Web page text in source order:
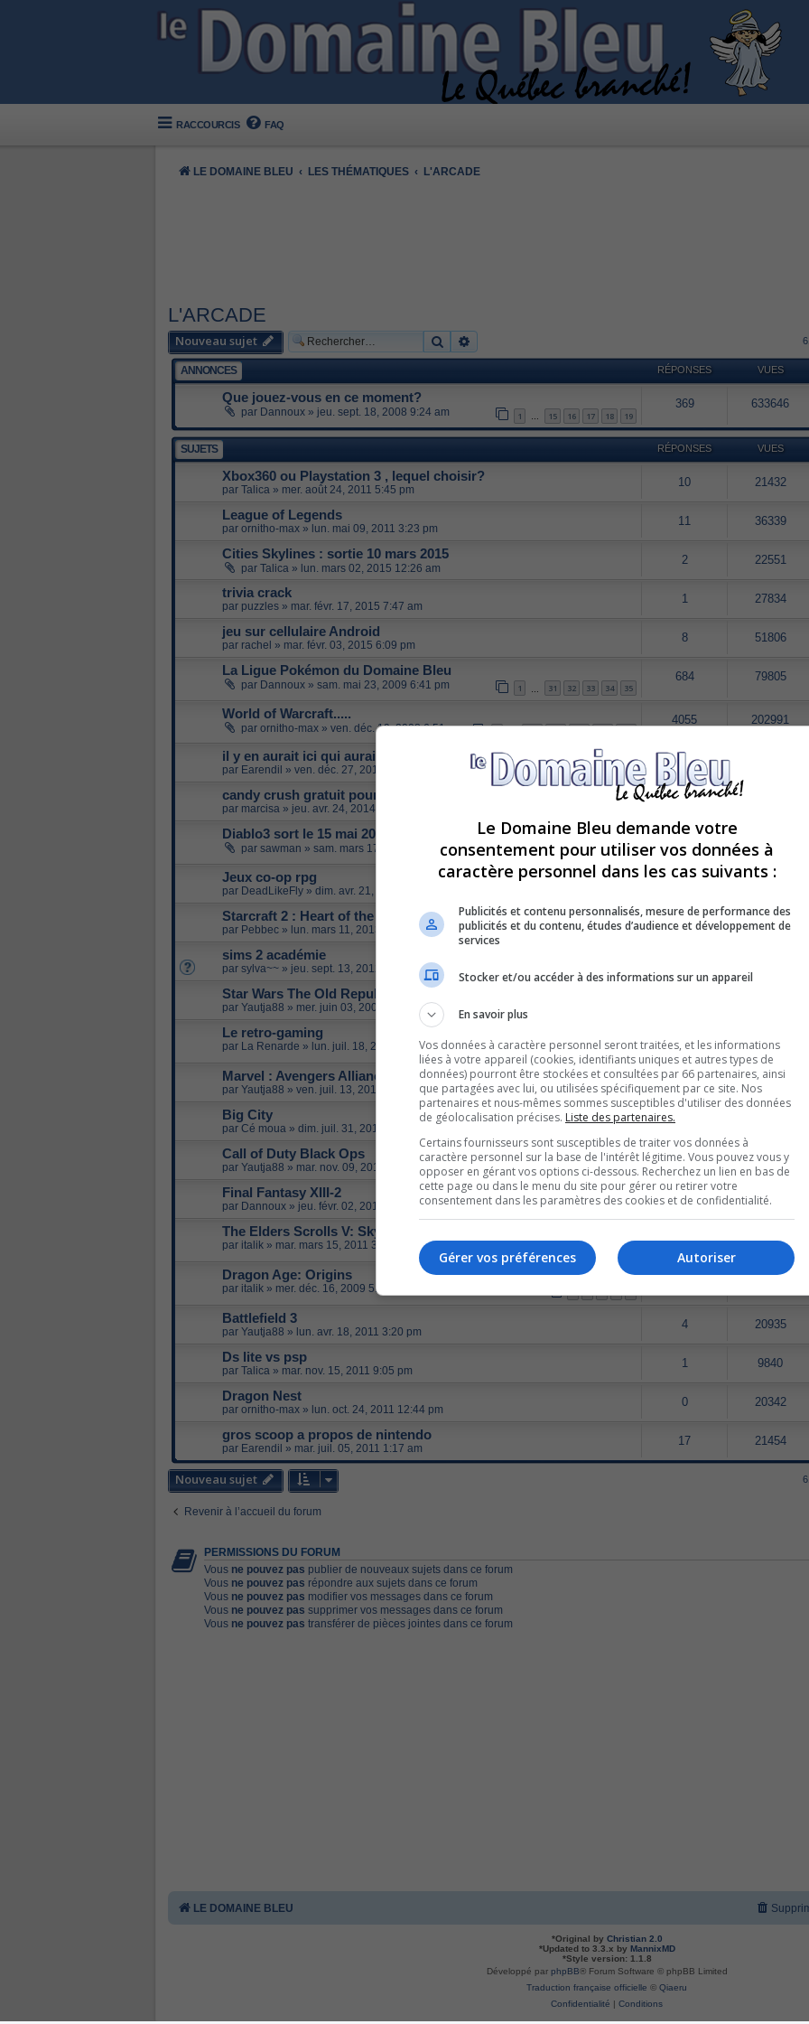
RACCOURCIS FAQ
LE DOMAINE BLEU LES THÉMATIQUES L'ARCADE
L'ARCADE
Nouveau sujet Rechercher
ANNONCES RÉPONSES VUES
Que jouez-vous en ce moment?
par Dannoux » jeu. sept. 18, 2008 9:24 am 1 15 16 17 18 19
369 633646
SUJETS RÉPONSES VUES
Xbox360 ou Playstation 3 , lequel choisir?
par Talica » mer. août 24, 2011 5:45 pm
10 21432
League of Legends
par ornitho-max » lun. mai 09, 2011 3:23 pm
11 36339
Cities Skylines : sortie 10 mars 2015
par Talica » lun. mars 02, 2015 12:26 am
2 22551
trivia crack
par puzzles » mar. févr. 17, 2015 7:47 am
1 27834
jeu sur cellulaire Android
par rachel » mar. févr. 03, 2015 6:09 pm
8 51806
La Ligue Pokémon du Domaine Bleu
par Dannoux » sam. mai 23, 2009 6:41 pm 1 31 32 33 34 35
684 79805
World of Warcraft.....
par ornitho-max » ven. déc. 19, 2008 6:51 pm
4055 202991
il y en aurait ici qui aurait la wii u ?
par Earendil » ven. déc. 27, 2013 7:31 pm
candy crush gratuit pour Windows
par marcisa » jeu. avr. 24, 2014 8:13 pm
0
Diablo3 sort le 15 mai 2012!
par sawman » sam. mars 17, 2012 5:44 pm 1 … 5 6 7 8 9
45130
Jeux co-op rpg
par DeadLikeFly » dim. avr. 21, 2013 12:45 pm
Starcraft 2 : Heart of the swarm
par Pebbec » lun. mars 11, 2013 4:20 pm
5 10760
sims 2 académie
par sylva~~ » jeu. sept. 13, 2012 11:41 am
Star Wars The Old Republic
par Yautja88 » mer. juin 03, 2009 5:37 pm
Le retro-gaming
par La Renarde » lun. juil. 18, 2011 4:53 pm 1 2 3
29220
Marvel : Avengers Alliance (sur Facebook)
par Yautja88 » ven. juil. 13, 2012 1:52 pm
0 8165
Big City
par Cé moua » dim. juil. 31, 2011 4:31 pm
Call of Duty Black Ops
par Yautja88 » mar. nov. 09, 2010 7:20 pm
7 20102
Final Fantasy XIII-2
par Dannoux » jeu. févr. 02, 2012 9:41 pm
8 14216
The Elders Scrolls V: Skyrim
par italik » mar. mars 15, 2011 3:35 pm
Dragon Age: Origins
par italik » mer. déc. 16, 2009 5:28 pm 1 2 3 4 5
Battlefield 3
par Yautja88 » lun. avr. 18, 2011 3:20 pm
4 20935
Ds lite vs psp
par Talica » mar. nov. 15, 2011 9:05 pm
1 9840
Dragon Nest
par ornitho-max » lun. oct. 24, 2011 12:44 pm
0 20342
gros scoop a propos de nintendo
par Earendil » mar. juil. 05, 2011 1:17 am
17 21454
Nouveau sujet
Revenir à l’accueil du forum
PERMISSIONS DU FORUM
Vous ne pouvez pas publier de nouveaux sujets dans ce forum
Vous ne pouvez pas répondre aux sujets dans ce forum
Vous ne pouvez pas modifier vos messages dans ce forum
Vous ne pouvez pas supprimer vos messages dans ce forum
Vous ne pouvez pas transférer de pièces jointes dans ce forum
LE DOMAINE BLEU
*Original by Christian 2.0
*Updated to 3.3.x by MannixMD
*Style version: 1.1.8
Développé par phpBB® Forum Software © phpBB Limited
Traduction française officielle © Qiaeru
Confidentialité | Conditions
Le Domaine Bleu demande votre
consentement pour utiliser vos données à
caractère personnel dans les cas suivants :
Publicités et contenu personnalisés, mesure de performance des
publicités et du contenu, études d’audience et développement de
services
Stocker et/ou accéder à des informations sur un appareil
En savoir plus
Vos données à caractère personnel seront traitées, et les informations
liées à votre appareil (cookies, identifiants uniques et autres types de
données) pourront être stockées et consultées par 66 partenaires, ainsi
que partagées avec lui, ou utilisées spécifiquement par ce site. Nos
partenaires et nous-mêmes sommes susceptibles d'utiliser des données
de géolocalisation précises. Liste des partenaires.
Certains fournisseurs sont susceptibles de traiter vos données à
caractère personnel sur la base de l'intérêt légitime. Vous pouvez vous y
opposer en gérant vos options ci-dessous. Recherchez un lien en bas de
cette page ou dans le menu du site pour gérer ou retirer votre
consentement dans les paramètres des cookies et de confidentialité.
Autoriser
Gérer vos préférences